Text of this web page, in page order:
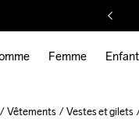
Femme Enfant
Vêtements Vestes et gilets